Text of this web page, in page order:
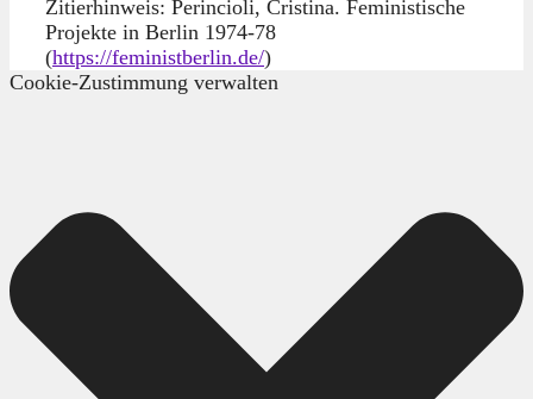
Zitierhinweis: Perincioli, Cristina. Feministische
Projekte in Berlin 1974-78
(https://feministberlin.de/)
Cookie-Zustimmung verwalten